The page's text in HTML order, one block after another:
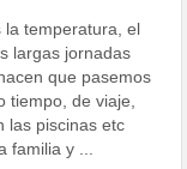
la temperatura, el
largas jornadas
que pasemos
tiempo, de viaje,
las piscinas etc
familia y ...